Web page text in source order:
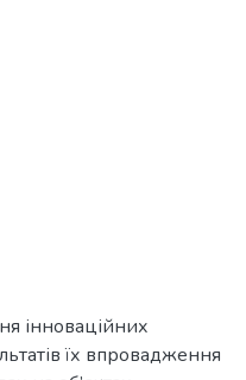
інноваційних
їх впровадження